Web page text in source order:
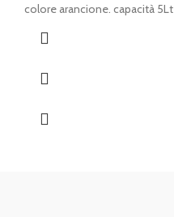
originaleattuale
colore arancione. capacità 5Lt